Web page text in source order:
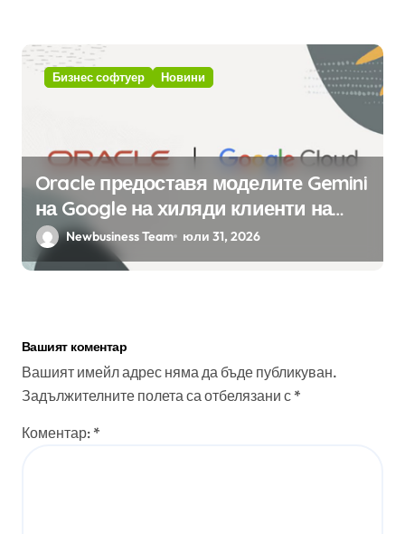
Бизнес софтуер Новини
Oracle предоставя моделите Gemini
на Google на хиляди клиенти на
бизнес приложения
Newbusiness Team юли 31, 2026
Вашият коментар
Вашият имейл адрес няма да бъде публикуван.
Задължителните полета са отбелязани с *
Коментар: *